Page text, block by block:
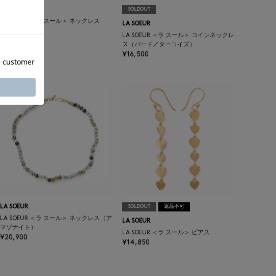
LA SOEUR ＜ラ スール＞ ネックレス
SOLDOUT
LA SOEUR
LA SOEUR ＜ラ スール＞ コインネックレ
ス（バード／ターコイズ）
¥16,500
LA SOEUR
LA SOEUR ＜ラ スール＞ ネックレス（ア
マゾナイト）
¥20,900
SOLDOUT 返品不可
LA SOEUR
LA SOEUR ＜ラ スール＞ ピアス
¥14,850